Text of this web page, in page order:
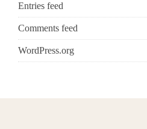
Entries feed
Comments feed
WordPress.org